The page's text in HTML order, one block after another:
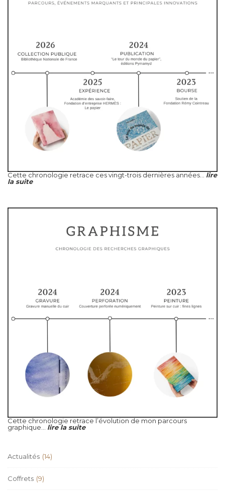
Cette chronologie retrace ces vingt-trois dernières années... lire
la suite
Cette chronologie retrace l’évolution de mon parcours
graphique... lire la suite
Actualités (14)
Coffrets (9)